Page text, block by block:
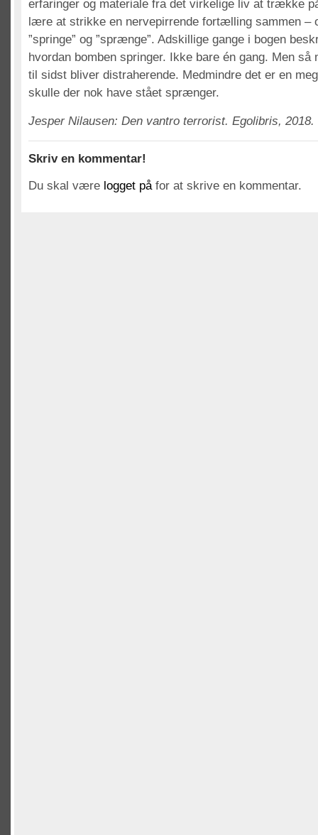
erfaringer og materiale fra det virkelige liv at trække
lære at strikke en nervepirrende fortælling sammen –
”springe” og ”sprænge”. Adskillige gange i bogen
hvordan bomben springer. Ikke bare én gang. Men så
til sidst bliver distraherende. Medmindre det er en
skulle der nok have stået sprænger.
Jesper Nilausen: Den vantro terrorist. Egolibris, 2018.
Skriv en kommentar!
Du skal være logget påfor at skrive en kommentar.